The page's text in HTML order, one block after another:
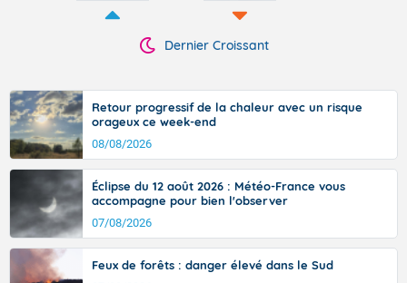
Dernier Croissant
Retour progressif de la chaleur avec un risque
orageux ce week-end
08/08/2026
Éclipse du 12 août 2026 : Météo-France vous
accompagne pour bien l'observer
07/08/2026
Feux de forêts : danger élevé dans le Sud